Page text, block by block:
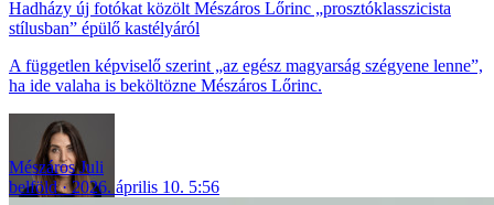
Hadházy új fotókat közölt Mészáros Lőrinc „prosztóklasszicista
stílusban” épülő kastélyáról
A független képviselő szerint „az egész magyarság szégyene lenne”,
ha ide valaha is beköltözne Mészáros Lőrinc.
Mészáros Juli
belföld
2026. április 10. 5:56